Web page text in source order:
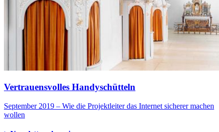
Vertrauensvolles Handyschütteln
September 2019 – Wie die Projektleiter das Internet sicherer machen
wollen